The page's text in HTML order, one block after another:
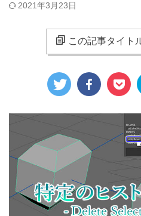
2021年3月23日
この記事タイト